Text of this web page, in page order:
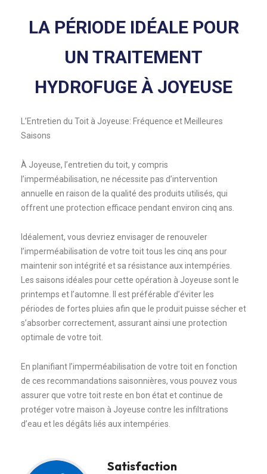
LA PÉRIODE IDÉALE POUR
UN TRAITEMENT
HYDROFUGE À JOYEUSE
L’Entretien du Toit à Joyeuse: Fréquence et Meilleures
Saisons
À Joyeuse, l’entretien du toit, y compris
l’imperméabilisation, ne nécessite pas d’intervention
annuelle en raison de la qualité des produits utilisés, qui
offrent une protection efficace pendant environ cinq ans.
Idéalement, vous devriez envisager de renouveler
l’imperméabilisation de votre toit tous les cinq ans pour
maintenir son intégrité et sa résistance aux intempéries.
Les saisons idéales pour cette opération à Joyeuse sont le
printemps et l’automne. Il est préférable d’éviter les
périodes de fortes pluies afin que le produit puisse sécher et
s’absorber correctement, assurant ainsi une protection
optimale de votre toit.
En planifiant l’imperméabilisation de votre toit en fonction
de ces recommandations saisonnières, vous pouvez vous
assurer que votre toit reste en bon état et continue de
protéger votre maison à Joyeuse contre les infiltrations
d’eau et les dégâts liés aux intempéries.
Satisfaction